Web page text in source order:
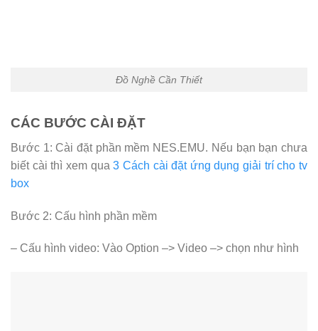
Đồ Nghề Cần Thiết
CÁC BƯỚC CÀI ĐẶT
Bước 1: Cài đặt phần mềm NES.EMU. Nếu bạn bạn chưa
biết cài thì xem qua3 Cách cài đặt ứng dụng giải trí cho tv
box
Bước 2: Cấu hình phần mềm
– Cấu hình video: Vào Option –> Video –> chọn như hình